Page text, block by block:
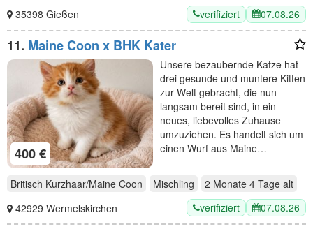
35398 Gießen verifiziert 07.08.26
11. Maine Coon x BHK Kater
400 €
Unsere bezaubernde Katze hat
drei gesunde und muntere Kitten
zur Welt gebracht, die nun
langsam bereit sind, in ein
neues, liebevolles Zuhause
umzuziehen. Es handelt sich um
einen Wurf aus Maine…
Britisch Kurzhaar/Maine Coon Mischling 2 Monate 4 Tage alt
42929 Wermelskirchen
verifiziert 07.08.26